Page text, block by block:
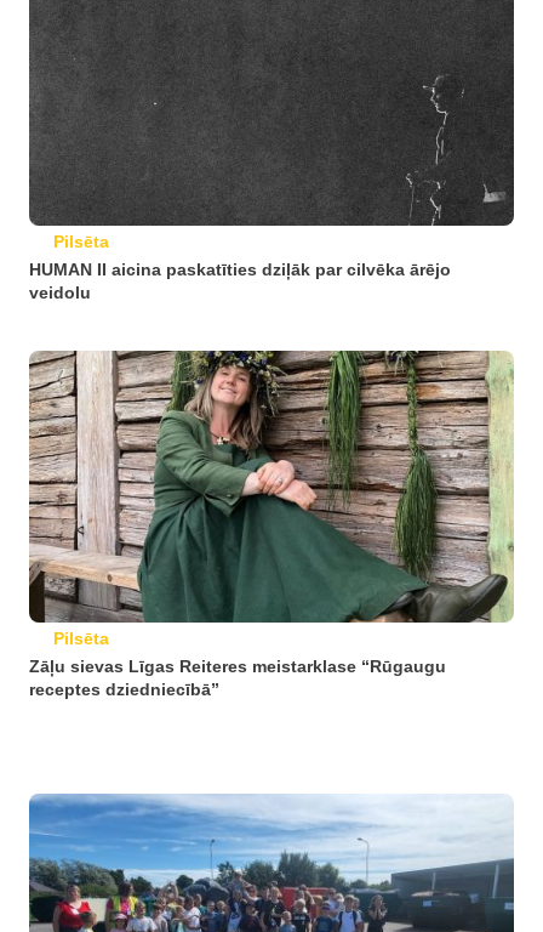
Pilsēta
HUMAN II aicina paskatīties dziļāk par cilvēka ārējo
veidolu
Pilsēta
Zāļu sievas Līgas Reiteres meistarklase “Rūgaugu
receptes dziedniecībā”